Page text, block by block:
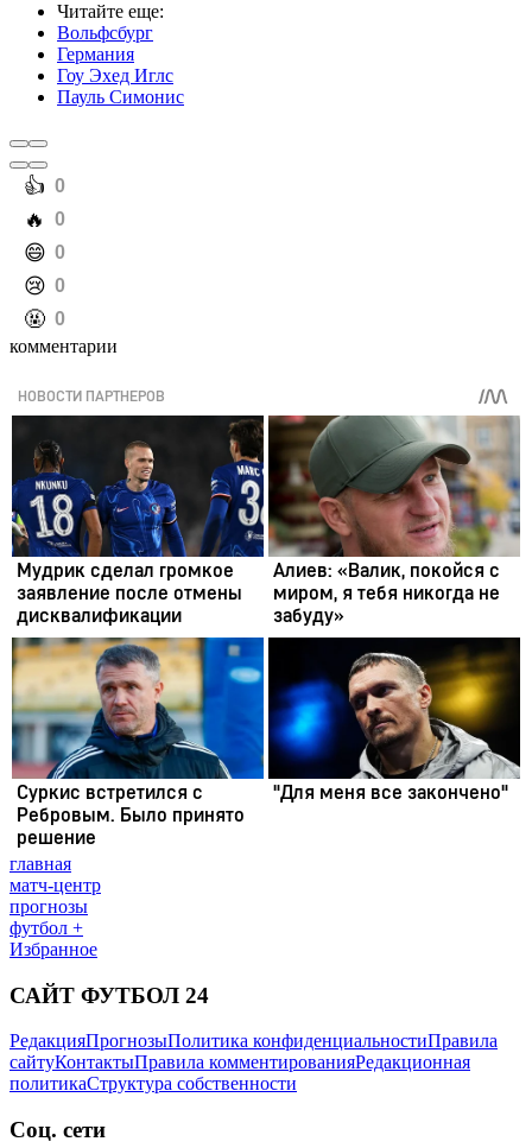
Читайте еще:
Вольфсбург
Германия
Гоу Эхед Иглс
Пауль Симонис
️👍 0
️🔥 0
️😄 0
️😢 0
️🤬 0
комментарии
главная
матч-центр
прогнозы
футбол +
Избранное
САЙТ ФУТБОЛ 24
РедакцияПрогнозыПолитика конфиденциальностиПравила
сайтуКонтактыПравила комментированияРедакционная
политикаСтруктура собственности
Соц. сети